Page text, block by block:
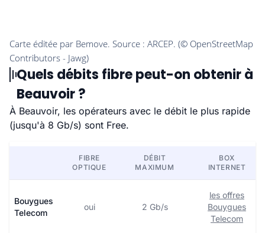
Quels débits fibre peut-on obtenir à
Beauvoir ?
À Beauvoir, les opérateurs avec le débit le plus rapide
(jusqu'à 8 Gb/s) sont Free.
FIBRE
OPTIQUE
DÉBIT
MAXIMUM
BOX
INTERNET
Bouygues
Telecom
oui 2 Gb/s
les offres
Bouygues
Telecom